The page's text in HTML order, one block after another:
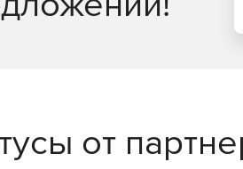
отчетов о производительности
Система поддерживает актуальный
Gold предоставляет оповещения в
от